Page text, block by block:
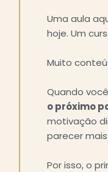
Uma aula
hoje. Um
Muito
Quando
o próximo
motivação
parecer
Por isso, o